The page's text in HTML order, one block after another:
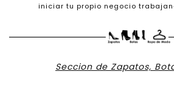
iniciar tu propio negocio
Seccion de Zapatos,